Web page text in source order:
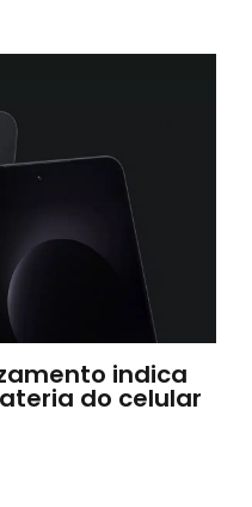
indica
do celular